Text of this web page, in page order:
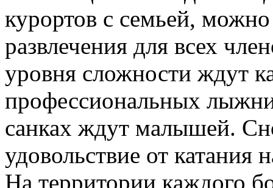
курортов с семьей,
развлечения для всех
уровня сложности ждут
профессиональных
санках ждут малышей.
удовольствие от катания
На территории каждого